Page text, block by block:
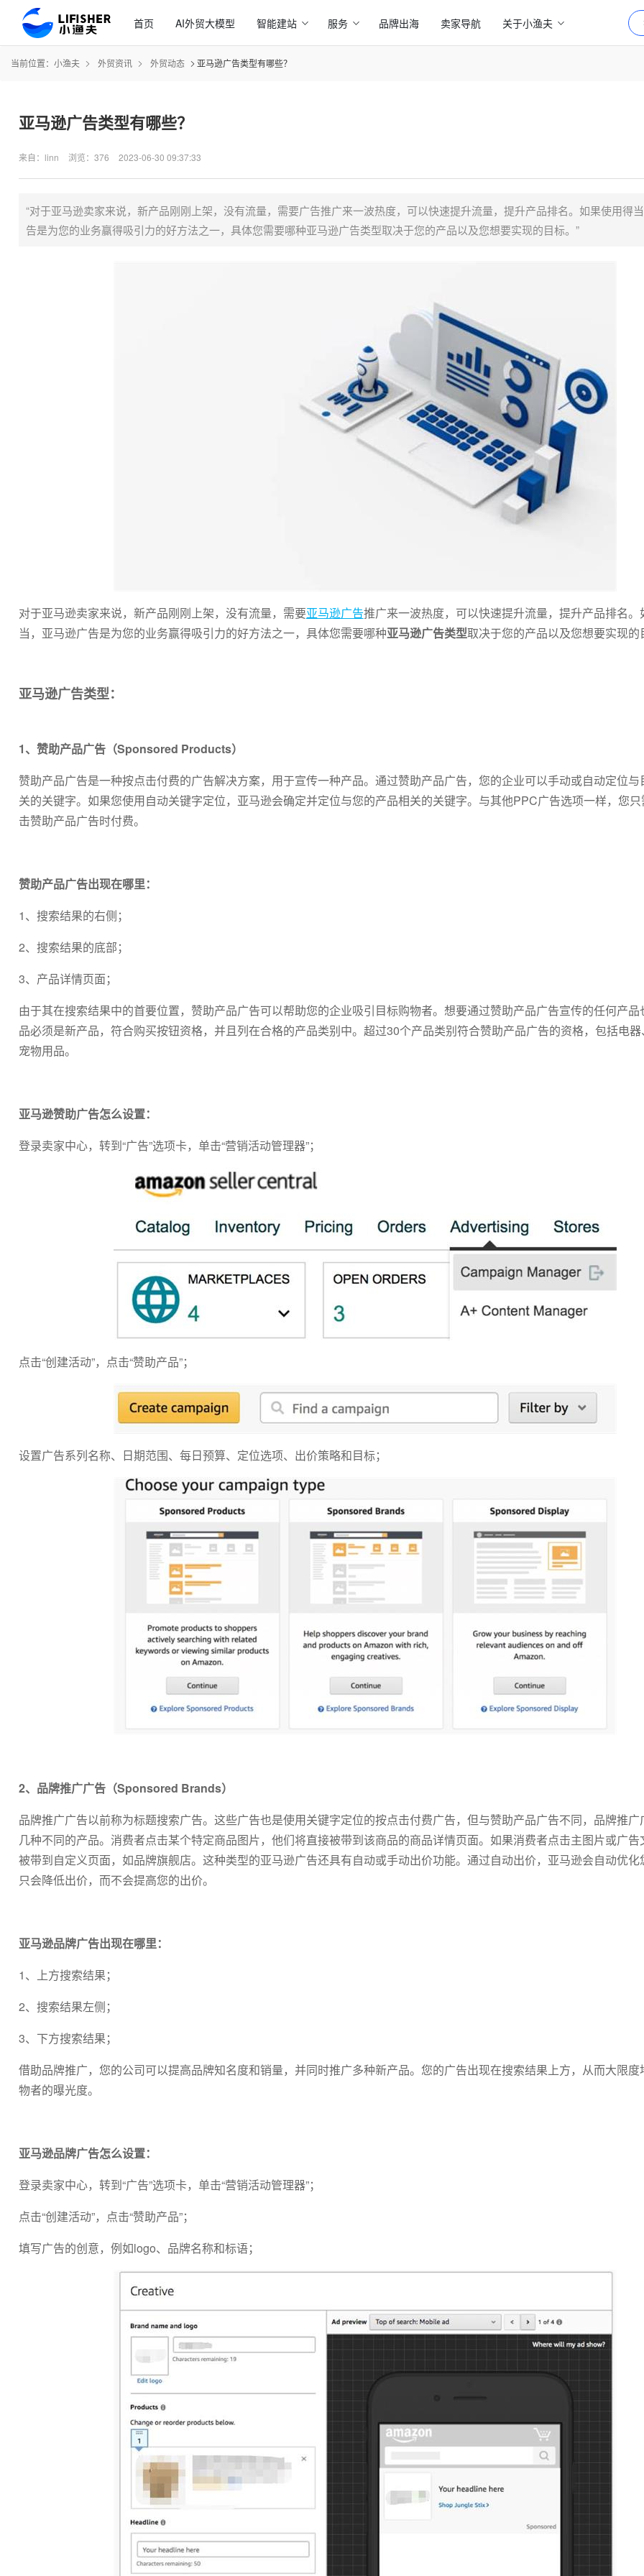
首页 AI外贸大模型 智能建站 服务 品牌出海 卖家导航 关于小渔夫
当前位置： 小渔夫 外贸资讯 外贸动态 亚马逊广告类型有哪些？
亚马逊广告类型有哪些？
来自：linn 浏览：376 2023-06-30 09:37:33
“对于亚马逊卖家来说，新产品刚刚上架，没有流量，需要广告推广来一波热度，可以快速提升流量，提升产品排名。如果使用得
告是为您的业务赢得吸引力的好方法之一，具体您需要哪种亚马逊广告类型取决于您的产品以及您想要实现的目标。”
对于亚马逊卖家来说，新产品刚刚上架，没有流量，需要亚马逊广告推广来一波热度，可以快速提升流量，提升产品排名。
当，亚马逊广告是为您的业务赢得吸引力的好方法之一，具体您需要哪种亚马逊广告类型取决于您的产品以及您想要实现的
亚马逊广告类型：
1、赞助产品广告（Sponsored Products）
赞助产品广告是一种按点击付费的广告解决方案，用于宣传一种产品。通过赞助产品广告，您的企业可以手动或自动定位与
关的关键字。如果您使用自动关键字定位，亚马逊会确定并定位与您的产品相关的关键字。与其他PPC广告选项一样，您
击赞助产品广告时付费。
赞助产品广告出现在哪里：
1、搜索结果的右侧；
2、搜索结果的底部；
3、产品详情页面；
由于其在搜索结果中的首要位置，赞助产品广告可以帮助您的企业吸引目标购物者。想要通过赞助产品广告宣传的任何产品
品必须是新产品，符合购买按钮资格，并且列在合格的产品类别中。超过30个产品类别符合赞助产品广告的资格，包括电
宠物用品。
亚马逊赞助广告怎么设置：
登录卖家中心，转到“广告”选项卡，单击“营销活动管理器”；
点击“创建活动”，点击“赞助产品”；
设置广告系列名称、日期范围、每日预算、定位选项、出价策略和目标；
2、品牌推广广告（Sponsored Brands）
品牌推广广告以前称为标题搜索广告。这些广告也是使用关键字定位的按点击付费广告，但与赞助产品广告不同，品牌推广
几种不同的产品。消费者点击某个特定商品图片，他们将直接被带到该商品的商品详情页面。如果消费者点击主图片或广告
被带到自定义页面，如品牌旗舰店。这种类型的亚马逊广告还具有自动或手动出价功能。通过自动出价，亚马逊会自动优化
只会降低出价，而不会提高您的出价。
亚马逊品牌广告出现在哪里：
1、上方搜索结果；
2、搜索结果左侧；
3、下方搜索结果；
借助品牌推广，您的公司可以提高品牌知名度和销量，并同时推广多种新产品。您的广告出现在搜索结果上方，从而大限度
物者的曝光度。
亚马逊品牌广告怎么设置：
登录卖家中心，转到“广告”选项卡，单击“营销活动管理器”；
点击“创建活动”，点击“赞助产品”；
填写广告的创意，例如logo、品牌名称和标语；